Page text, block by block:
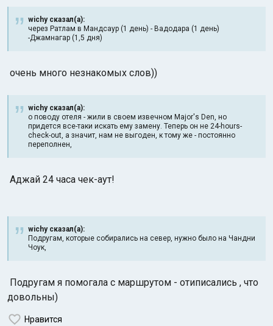
wichy сказал(а):
через Ратлам в Мандсаур (1 день) - Вадодара (1 день)
-Джамнагар (1,5 дня)
очень много незнакомых слов))
wichy сказал(а):
о поводу отеля - жили в своем извечном Major's Den, но
придется все-таки искать ему замену. Теперь он не 24-hours-
check-out, а значит, нам не выгоден, к тому же - постоянно
переполнен,
Аджай 24 часа чек-аут!
wichy сказал(а):
Подругам, которые собирались на север, нужно было на Чандни
Чоук,
Подругам я помогала с маршрутом - отиписались , что
довольны)
Нравится